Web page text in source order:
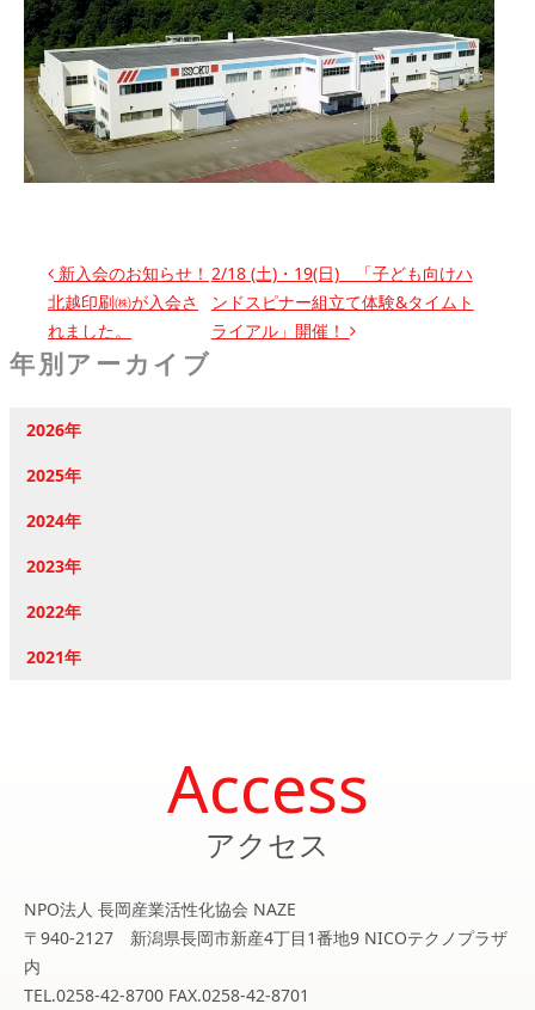
投稿ナビゲーション
新入会のお知らせ！
北越印刷㈱が入会さ
れました。
2/18 (土)・19(日) 「子ども向けハ
ンドスピナー組立て体験&タイムト
ライアル」開催！
年別アーカイブ
2026年
2025年
2024年
2023年
2022年
2021年
Access
アクセス
NPO法人 長岡産業活性化協会 NAZE
〒940-2127 新潟県長岡市新産4丁目1番地9 NICOテクノプラザ
内
TEL.0258-42-8700 FAX.0258-42-8701